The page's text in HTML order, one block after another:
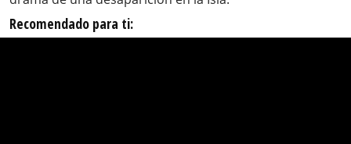
Recomendado para ti: